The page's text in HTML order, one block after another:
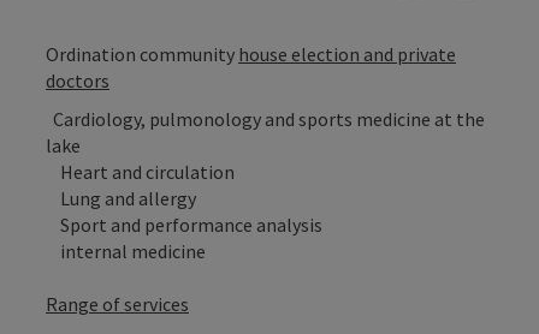
Ordination community house election and private
doctors
Cardiology, pulmonology and sports medicine at the
lake
Heart and circulation
Lung and allergy
Sport and performance analysis
internal medicine
Range of services